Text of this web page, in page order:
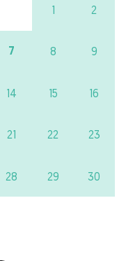
1 2
7 8 9
14 15 16
21 22 23
28 29 30